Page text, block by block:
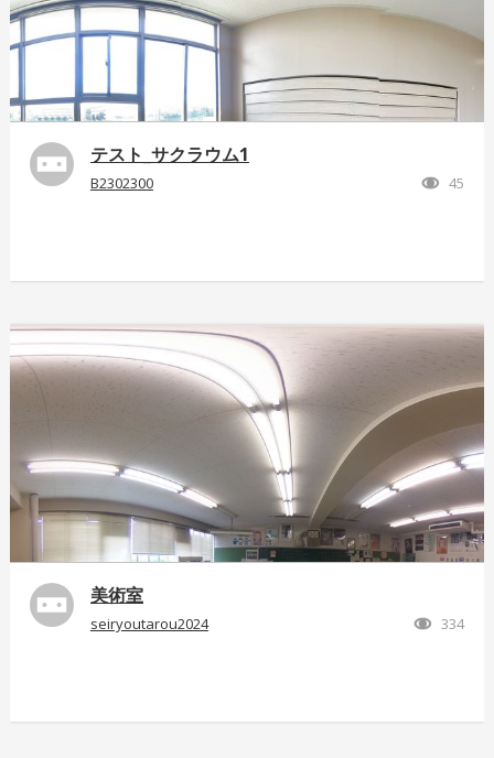
テスト_サクラウム1
B2302300 45
美術室
seiryoutarou2024 334